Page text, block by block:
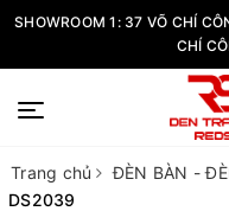
SHOWROOM 1: 37 VÕ CHÍ
CHÍ
Trang chủ ĐÈN BÀN -
DS2039